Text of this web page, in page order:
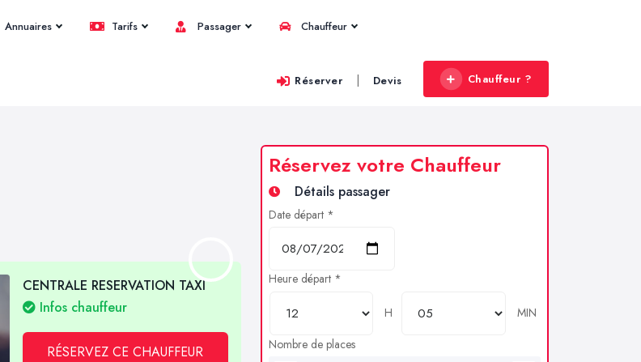
Annuaires Tarifs Passager Chauffeur
Réserver | Devis Chauffeur ?
CENTRALE RESERVATION TAXI
Infos chauffeur
RÉSERVEZ CE CHAUFFEUR
Réservez votre Chauffeur
Détails passager
Date départ *
Heure départ *
H
MIN
Nombre de places